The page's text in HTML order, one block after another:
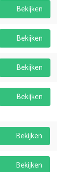
Bekijken
Bekijken
Bekijken
Bekijken
Bekijken
Bekijken